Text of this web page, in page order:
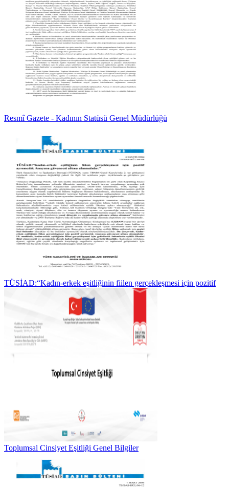
Resmî Gazete - Kadının Statüsü Genel Müdürlüğü
TÜSİAD:“Kadın-erkek eşitliğinin fiilen gerçekleşmesi için pozitif
Toplumsal Cinsiyet Eşitliği Genel Bilgiler